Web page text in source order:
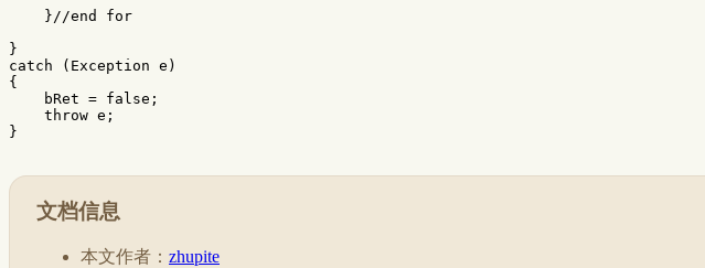
} //end for
}
catch
( Exception e )
{
bRet = false ;
throw e ;
}
文档信息
本文作者： zhupite